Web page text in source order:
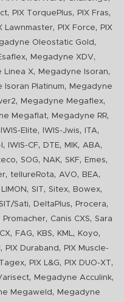
, PIX TorquePlus, PIX Fras,
Lawnmaster, PIX Force,
PIX
Oleostatic Gold ,
, Megadyne XDV,
Linea X, Megadyne Isoran,
Isoran Platinum,
Megadyne
, Megadyne Megaflex,
Megaflat, Megadyne RR,
IWIS-Elite, IWIS-Jwis, ITA,
, IWIS-CF, DTE, MIK, ABA,
, SOG, NAK, SKF, Emes,
, tellureRota, AVO, BEA,
LIMON , SIT, Sitex, Bowex,
Sati, DeltaPlus, Procera,
Promacher, Canis CXS, Sara
CX, FAG, KBS, KML, Koyo,
, PIX Duraband ,
PIX Muscle-
Tagex, PIX L&G, PIX DUO-XT,
, Megadyne Acculink,
Megaweld , Megadyne